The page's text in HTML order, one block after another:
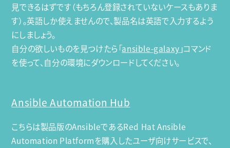
見できるはずです（もちろん登録されていないケースもありま
す）。英語しか使えませんので、製品名は英語で入力するよう
にしましょう。
自分の欲しいものを見つけたら「ansible-galaxy 」コマンド
を使って、自分の環境にダウンロードしてください。
Ansible Automation Hub
こちらは製品版のAnsibleであるRed Hat Ansible
Automation Platformを購入したユーザ向けサービスで、